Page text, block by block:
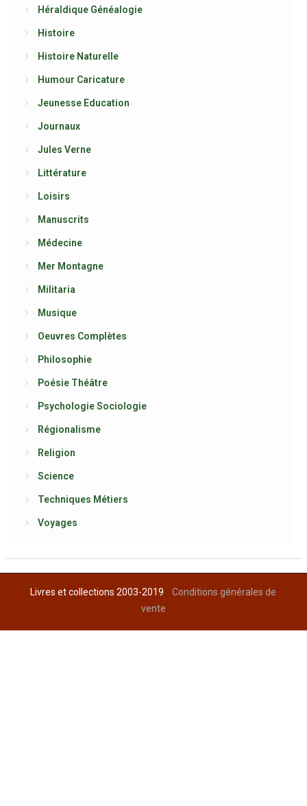
Héraldique Généalogie
Histoire
Histoire Naturelle
Humour Caricature
Jeunesse Education
Journaux
Jules Verne
Littérature
Loisirs
Manuscrits
Médecine
Mer Montagne
Militaria
Musique
Oeuvres Complètes
Philosophie
Poésie Théâtre
Psychologie Sociologie
Régionalisme
Religion
Science
Techniques Métiers
Voyages
Livres et collections 2003-2019Conditions générales de
vente